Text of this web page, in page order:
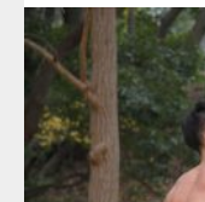
Category: 公園の